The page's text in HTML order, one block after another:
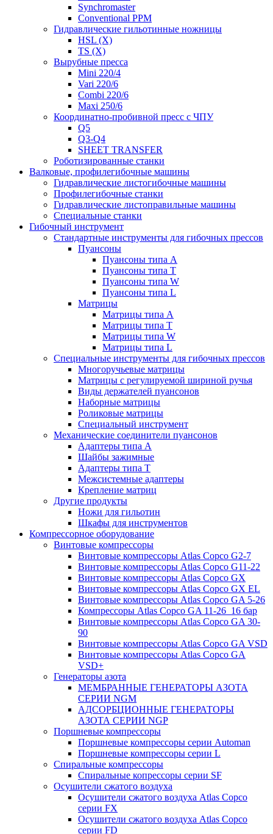
Synchromaster
Conventional PPM
Гидравлические гильотинные ножницы
HSL (X)
TS (X)
Вырубные пресса
Mini 220/4
Vari 220/6
Combi 220/6
Maxi 250/6
Координатно-пробивной пресс с ЧПУ
Q5
Q3-Q4
SHEET TRANSFER
Роботизированные станки
Валковые, профилегибочные машины
Гидравлические листогибочные машины
Профилегибочные станки
Гидравлические листоправильные машины
Специальные станки
Гибочный инструмент
Стандартные инструменты для гибочных прессов
Пуансоны
Пуансоны типа A
Пуансоны типа T
Пуансоны типа W
Пуансоны типа L
Матрицы
Матрицы типа A
Матрицы типа T
Матрицы типа W
Матрицы типа L
Специальные инструменты для гибочных прессов
Многоручьевые матрицы
Матрицы с регулируемой шириной ручья
Виды держателей пуансонов
Наборные матрицы
Роликовые матрицы
Специальный инструмент
Механические соединители пуансонов
Адаптеры типа A
Шайбы зажимные
Адаптеры типа T
Межсистемные адаптеры
Крепление матриц
Другие продукты
Ножи для гильотин
Шкафы для инструментов
Компрессорное оборудование
Винтовые компрессоры
Винтовые компрессоры Atlas Copco G2-7
Винтовые компрессоры Atlas Copco G11-22
Винтовые компрессоры Atlas Copco GX
Винтовые компрессоры Atlas Copco GX EL
Винтовые компрессоры Atlas Copco GA 5-26
Компрессоры Atlas Copco GA 11-26_16 бар
Винтовые компрессоры Atlas Copco GA 30-
90
Винтовые компрессоры Atlas Copco GA VSD
Винтовые компрессоры Atlas Copco GA
VSD+
Генераторы азота
МЕМБРАННЫЕ ГЕНЕРАТОРЫ АЗОТА
СЕРИИ NGM
АДСОРБЦИОННЫЕ ГЕНЕРАТОРЫ
АЗОТА СЕРИИ NGP
Поршневые компрессоры
Поршневые компрессоры серии Automan
Поршневые компрессоры серии L
Спиральные компрессоры
Спиральные копрессоры серии SF
Осушители сжатого воздуха
Осушители сжатого воздуха Atlas Copco
серии FX
Осушители сжатого воздуха Atlas Copco
серии FD